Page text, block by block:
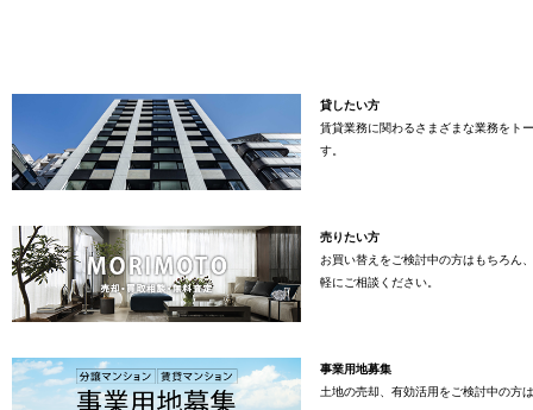
貸したい方
賃貸業務に関わるさまざまな業務をト
す。
売りたい方
お買い替えをご検討中の方はもちろん
軽にご相談ください。
事業用地募集
土地の売却、有効活用をご検討中の方